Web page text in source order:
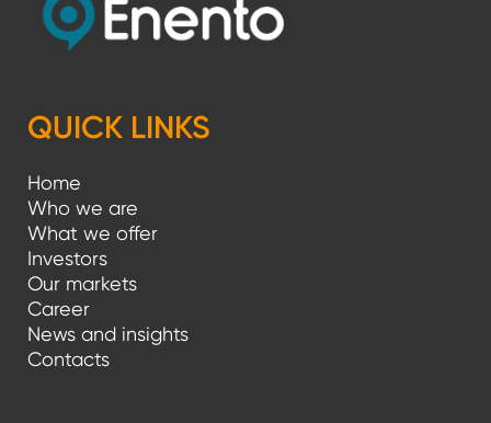
QUICK LINKS
Home
Who we are
What we offer
Investors
Our markets
Career
News and insights
Contacts